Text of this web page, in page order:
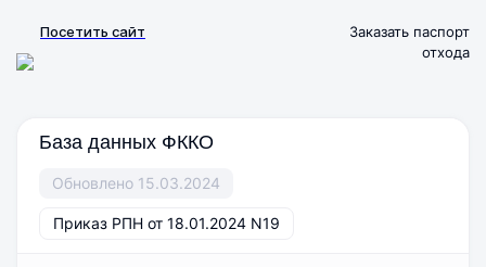
Посетить сайт
Заказать паспорт
отхода
База данных ФККО
Обновлено 15.03.2024
Приказ РПН от 18.01.2024 N19